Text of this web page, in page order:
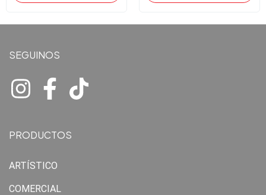
SEGUINOS
PRODUCTOS
ARTÍSTICO
COMERCIAL